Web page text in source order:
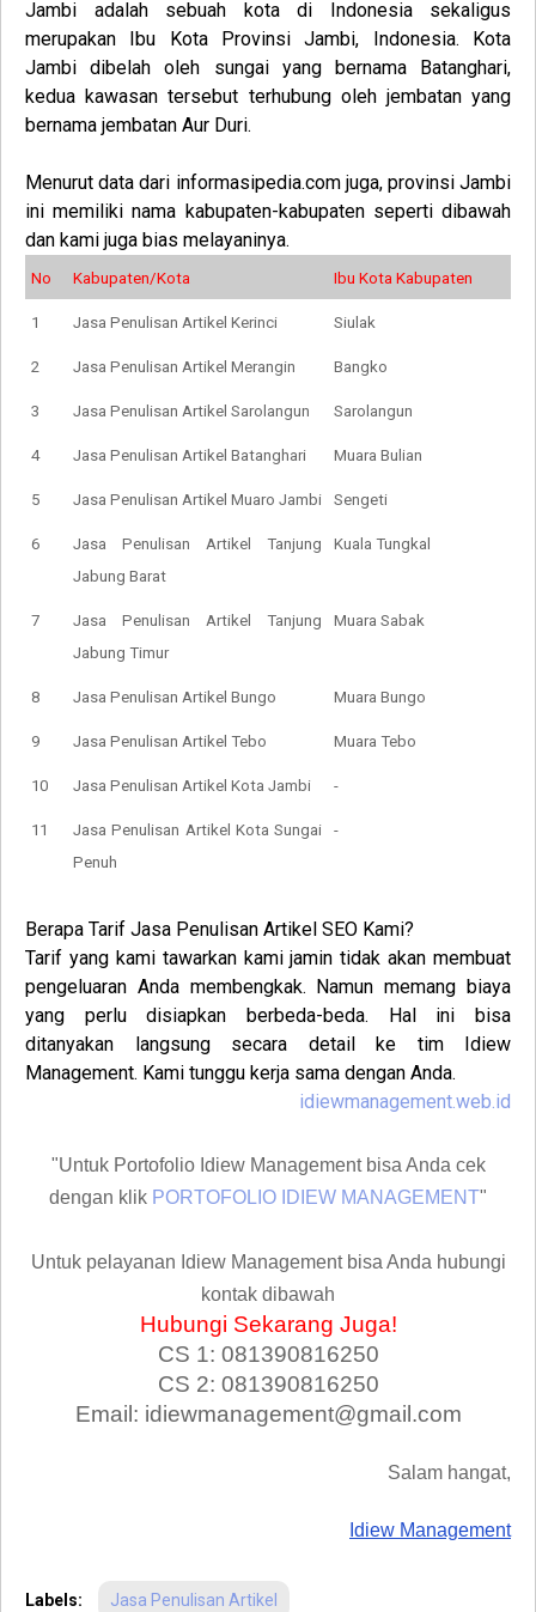
Jambi adalah sebuah kota di Indonesia sekaligus
merupakan Ibu Kota Provinsi Jambi, Indonesia. Kota
Jambi dibelah oleh sungai yang bernama Batanghari,
kedua kawasan tersebut terhubung oleh jembatan yang
bernama jembatan Aur Duri.
Menurut data dari informasipedia.com juga, provinsi Jambi
ini memiliki nama kabupaten-kabupaten seperti dibawah
dan kami juga bias melayaninya.
No Kabupaten/Kota Ibu Kota Kabupaten
1 Jasa Penulisan Artikel Kerinci Siulak
2 Jasa Penulisan Artikel Merangin Bangko
3 Jasa Penulisan Artikel Sarolangun Sarolangun
4 Jasa Penulisan Artikel Batanghari Muara Bulian
5 Jasa Penulisan Artikel Muaro Jambi Sengeti
6
Jasa Penulisan Artikel Tanjung
Jabung Barat
Kuala Tungkal
7
Jasa Penulisan Artikel Tanjung
Jabung Timur
Muara Sabak
8 Jasa Penulisan Artikel Bungo Muara Bungo
9 Jasa Penulisan Artikel Tebo Muara Tebo
10 Jasa Penulisan Artikel Kota Jambi -
11
Jasa Penulisan Artikel Kota Sungai
Penuh
-
Berapa Tarif Jasa Penulisan Artikel SEO Kami?
Tarif yang kami tawarkan kami jamin tidak akan membuat
pengeluaran Anda membengkak. Namun memang biaya
yang perlu disiapkan berbeda-beda. Hal ini bisa
ditanyakan langsung secara detail ke tim Idiew
Management. Kami tunggu kerja sama dengan Anda.
idiewmanagement.web.id
"Untuk Portofolio Idiew Management bisa Anda cek
dengan klik PORTOFOLIO IDIEW MANAGEMENT"
Untuk pelayanan Idiew Management bisa Anda hubungi
kontak dibawah
Hubungi Sekarang Juga!
CS 1: 081390816250
CS 2: 081390816250
Email: idiewmanagement@gmail.com
Salam hangat,
Idiew Management
Labels: Jasa Penulisan Artikel